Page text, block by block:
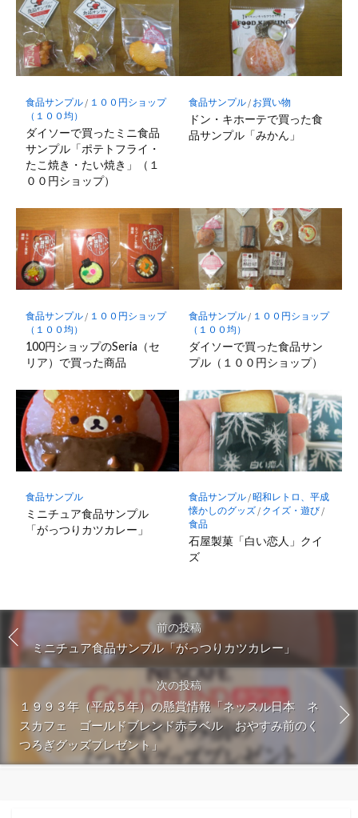
食品サンプル/ １００円ショップ
（１００均）
ダイソーで買ったミニ食品
サンプル「ポテトフライ・
たこ焼き・たい焼き」（１
００円ショップ）
食品サンプル/ お買い物
ドン・キホーテで買った食
品サンプル「みかん」
食品サンプル/ １００円ショップ
（１００均）
100円ショップのSeria（セ
リア）で買った商品
食品サンプル/ １００円ショップ
（１００均）
ダイソーで買った食品サン
プル（１００円ショップ）
食品サンプル
ミニチュア食品サンプル
「がっつりカツカレー」
食品サンプル/昭和レトロ、平成
懐かしのグッズ/ クイズ・遊び/
食品
石屋製菓「白い恋人」クイ
ズ
前の投稿
ミニチュア食品サンプル「がっつりカツカレー」
次の投稿
１９９３年（平成５年）の懸賞情報「ネッスル日本 ネ
スカフェ ゴールドブレンド赤ラベル おやすみ前のく
つろぎグッズプレゼント」